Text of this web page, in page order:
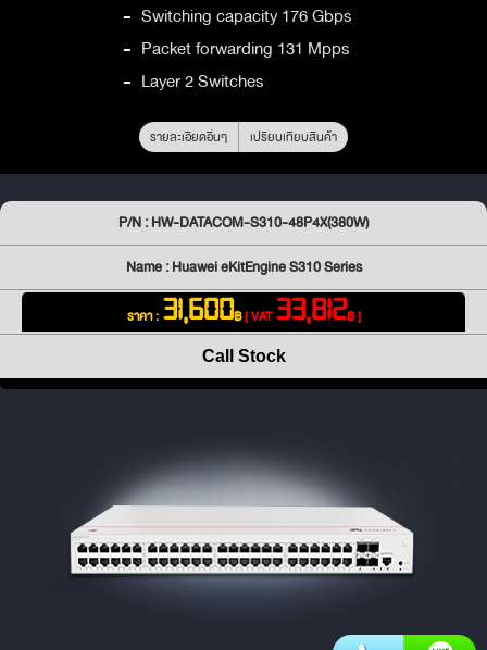
- Switching capacity 176 Gbps
- Packet forwarding 131 Mpps
- Layer 2 Switches
รายละเอียดอื่นๆ เปรียบเทียบสินค้า
P/N : HW-DATACOM-S310-48P4X(380W)
Name : Huawei eKitEngine S310 Series
ราคา : 31,600฿[ VAT33,812฿ ]
Call Stock